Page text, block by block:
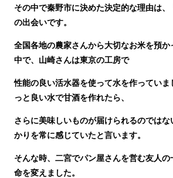
その中で秦野市に決めた決定的な理由は、
の出会いです。
全国各地の農家さんから大切なお米を預か
中で、山崎さんは東京の工房で
性能の良い活水器を使って水を作っていま
っと良い水で甘酒を作れたら、
さらに美味しいものが届けられるのでは
かりを常に感じていたと言います。
そんな時、二宮でパン屋さんを営む友人
命を変えました。